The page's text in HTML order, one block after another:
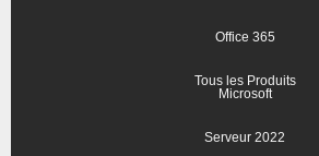
Office 365
Tous les Produits
Microsoft
Serveur 2022